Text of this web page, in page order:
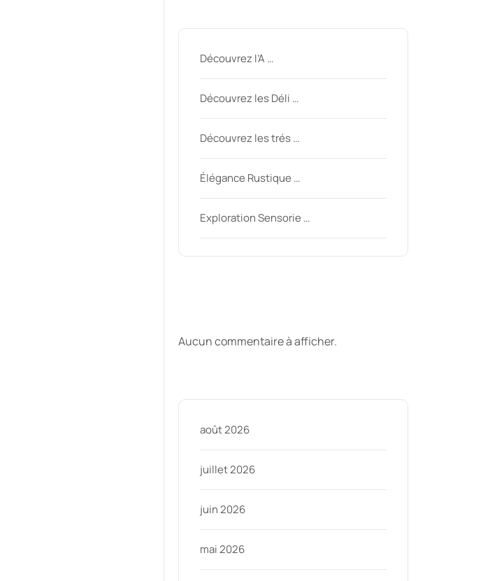
Découvrez l’A …
Découvrez les Déli …
Découvrez les trés …
Élégance Rustique …
Exploration Sensorie …
Aucun commentaire à afficher.
août 2026
juillet 2026
juin 2026
mai 2026